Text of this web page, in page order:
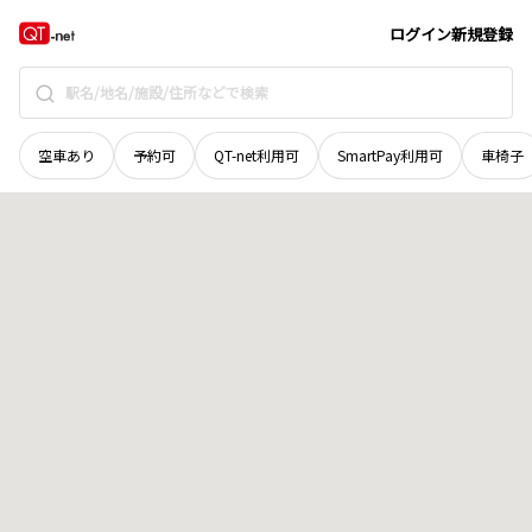
ログイン新規登録
空車あり 予約可 QT-net利用可 SmartPay利用可 車椅子
北海道